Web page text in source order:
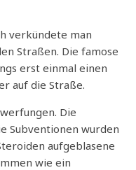
verkündete man
Straßen. Die famose
erst einmal einen
auf die Straße.
Die
Subventionen wurden
aufgeblasene
wie ein